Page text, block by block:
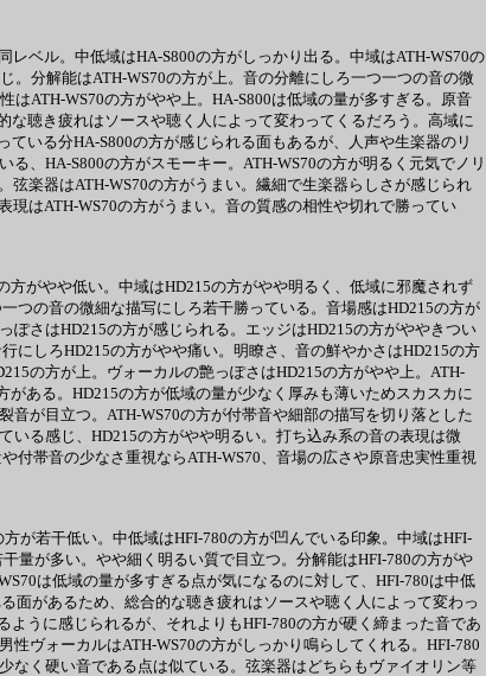
ベル。中低域はHA-S800の方がしっかり出る。中域はATH-WS70の
分解能はATH-WS70の方が上。音の分離にしろ一つ一つの音の微
ATH-WS70の方がやや上。HA-S800は低域の量が多すぎる。原音
な聴き疲れはソースや聴く人によって変わってくるだろう。高域に
いる分HA-S800の方が感じられる面もあるが、人声や生楽器のリ
、HA-S800の方がスモーキー。ATH-WS70の方が明るく元気でノリ
楽器はATH-WS70の方がうまい。繊細で生楽器らしさが感じられ
はATH-WS70の方がうまい。音の質感の相性や切れで勝ってい
方がやや低い。中域はHD215の方がやや明るく、低域に邪魔されず
つの音の微細な描写にしろ若干勝っている。音場感はHD215の方が
ぽさはHD215の方が感じられる。エッジはHD215の方がややきつい
にしろHD215の方がやや痛い。明瞭さ、音の鮮やかさはHD215の方
の方が上。ヴォーカルの艶っぽさはHD215の方がやや上。ATH-
ある。HD215の方が低域の量が少なく厚みも薄いためスカスカに
音が目立つ。ATH-WS70の方が付帯音や細部の描写を切り落とした
いる感じ、HD215の方がやや明るい。打ち込み系の音の表現は微
付帯音の少なさ重視ならATH-WS70、音場の広さや原音忠実性重視
が若干低い。中低域はHFI-780の方が凹んでいる印象。中域はHFI-
量が多い。やや細く明るい質で目立つ。分解能はHFI-780の方がや
は低域の量が多すぎる点が気になるのに対して、HFI-780は中低
面があるため、総合的な聴き疲れはソースや聴く人によって変わっ
うに感じられるが、それよりもHFI-780の方が硬く締まった音であ
ヴォーカルはATH-WS70の方がしっかり鳴らしてくれる。HFI-780
なく硬い音である点は似ている。弦楽器はどちらもヴァイオリン等